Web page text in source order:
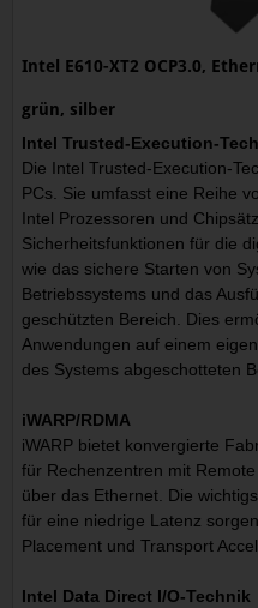
Intel E610-XT2 OCP3.0,
grün, silber
Intel Trusted-Execution-
Die Intel Trusted-Execution-
PCs. Sie umfasst eine Reihe
Intel Prozessoren und
Sicherheitsfunktionen für die
wie das sichere Starten von
Betriebssystems und das
geschützten Bereich. Dies
Anwendungen auf einem
des Systems abgeschotteten
iWARP/RDMA
iWARP bietet konvergierte
für Rechenzentren mit
über das Ethernet. Die
für eine niedrige Latenz
Placement und Transport
Intel Data Direct I/O-Technik